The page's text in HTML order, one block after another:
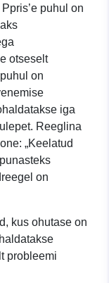
puhul on
otseselt
on
iga
Reeglina
„Keelatud
on
kus ohutase on
probleemi